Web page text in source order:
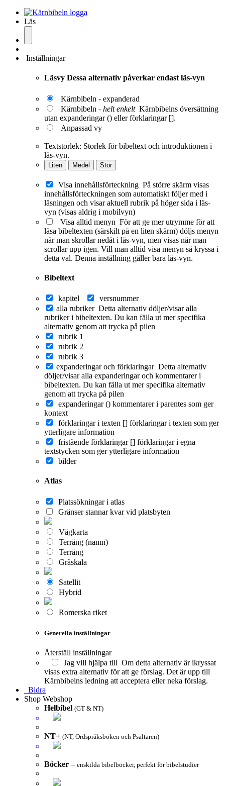
Läs
Inställningar
Läsvy Dessa alternativ påverkar endast läs-vyn
Kärnbibeln - expanderad
Kärnbibeln - helt enkelt Kärnbibelns översättning
utan expanderingar () eller förklaringar [].
Anpassad vy
Textstorlek: Storlek för bibeltext och introduktionen i
läs-vyn.
Liten Medel Stor
Visa innehållsförteckning På större skärm visas
innehållsförteckningen som automatiskt följer med i
läsningen och visar aktuell rubrik på höger sida i läs-
vyn (visas aldrig i mobilvyn)
Visa alltid menyn För att ge mer utrymme för att
läsa bibeltexten (särskilt på en liten skärm) döljs menyn
när man skrollar nedåt i läs-vyn, men visas när man
scrollar upp igen. Vill man alltid visa menyn så kryssa i
detta val. Denna inställning gäller bara läs-vyn.
Bibeltext
kapitel
versnummer
alla rubriker Detta alternativ döljer/visar alla
rubriker i bibeltexten. Du kan fälla ut mer specifika
alternativ genom att trycka på pilen
rubrik 1
rubrik 2
rubrik 3
expanderingar och förklaringar Detta alternativ
döljer/visar alla expanderingar och kommentarer i
bibeltexten. Du kan fälla ut mer specifika alternativ
genom att trycka på pilen
expanderingar () kommentarer i parentes som ger
kontext
förklaringar i texten [] förklaringar i texten som ger
ytterligare information
fristående förklaringar [] förklaringar i egna
textstycken som ger ytterligare information
bilder
Atlas
Platssökningar i atlas
Gränser stannar kvar vid platsbyten
Vägkarta
Terräng (namn)
Terräng
Gråskala
Satellit
Hybrid
Romerska riket
Generella inställningar
Återställ inställningar
Jag vill hjälpa till Om detta alternativ är ikryssat
visas extra alternativ för att ge förslag. Det är upp till
Kärnbibelns ledning att acceptera eller neka förslag.
Bidra
Shop Webshop
Helbibel (GT & NT)
NT+ (NT, Ordspråksboken och Psaltaren)
Böcker – enskilda bibelböcker, perfekt för bibelstudier